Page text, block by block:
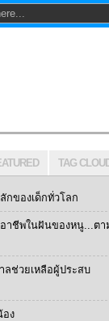
TAG
กของเด็กทั่วโลก
าชีพในฝันของหนู...ตา
ลช่วยเหลือผู้ประสบ
ง